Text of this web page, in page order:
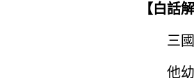
【白話
三國
他幼